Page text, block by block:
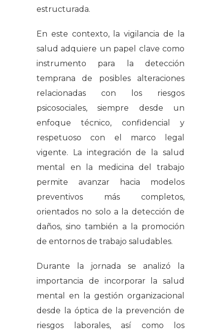
estructurada.
En este contexto, la vigilancia de la
salud adquiere un papel clave como
instrumento para la detección
temprana de posibles alteraciones
relacionadas con los riesgos
psicosociales, siempre desde un
enfoque técnico, confidencial y
respetuoso con el marco legal
vigente. La integración de la salud
mental en la medicina del trabajo
permite avanzar hacia modelos
preventivos más completos,
orientados no solo a la detección de
daños, sino también a la promoción
de entornos de trabajo saludables.
Durante la jornada se analizó la
importancia de incorporar la salud
mental en la gestión organizacional
desde la óptica de la prevención de
riesgos laborales, así como los